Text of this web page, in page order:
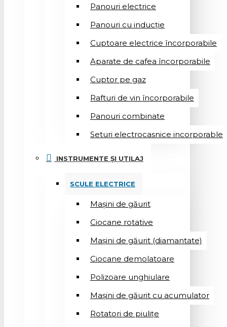
Panouri electrice
Panouri cu inducție
Cuptoare electrice încorporabile
Aparate de cafea încorporabile
Cuptor pe gaz
Rafturi de vin încorporabile
Panouri combinate
Seturi electrocasnice incorporable
INSTRUMENTE ȘI UTILAJ
SCULE ELECTRICE
Mașini de găurit
Ciocane rotative
Mașini de găurit (diamantate)
Ciocane demolatoare
Polizoare unghiulare
Mașini de găurit cu acumulator
Rotatori de piuliţe